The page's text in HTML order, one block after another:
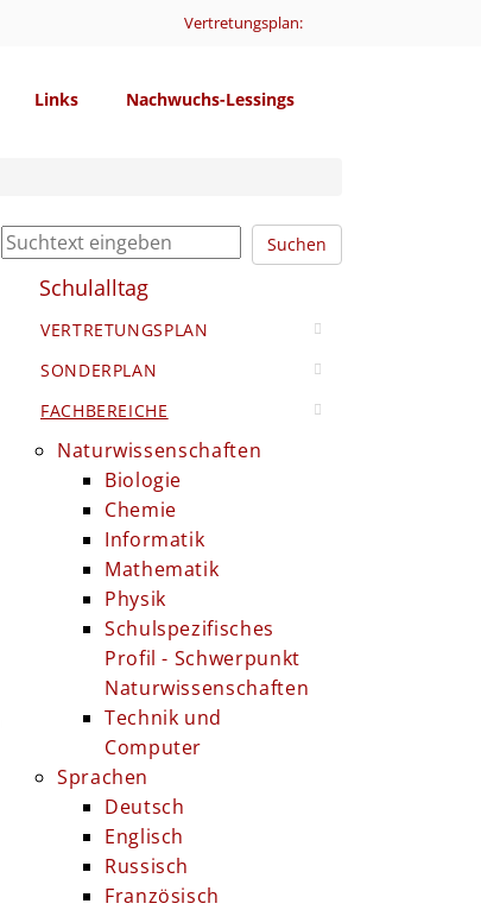
Vertretungsplan:
Links Nachwuchs-Lessings
Suchen
Schulalltag
VERTRETUNGSPLAN
SONDERPLAN
FACHBEREICHE
Naturwissenschaften
Biologie
Chemie
Informatik
Mathematik
Physik
Schulspezifisches
Profil - Schwerpunkt
Naturwissenschaften
Technik und
Computer
Sprachen
Deutsch
Englisch
Russisch
Französisch